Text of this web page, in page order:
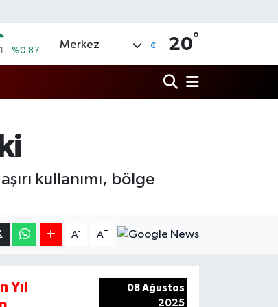
%0.87
%0.38
14
Merkez 20°
kullanımı, bölge
A- A+
Yıl
08 Ağustos
2025